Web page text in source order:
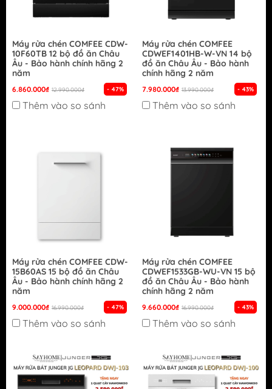
Máy rửa chén COMFEE CDW-
10F60TB 12 bộ đồ ăn Châu
Âu - Bảo hành chính hãng 2
năm
6.860.000₫ 12.990.000₫ - 47%
Thêm vào so sánh
Máy rửa chén COMFEE
CDWEF1401HB-W-VN 14 bộ
đồ ăn Châu Âu - Bảo hành
chính hãng 2 năm
7.980.000₫ 13.990.000₫ - 43%
Thêm vào so sánh
Máy rửa chén COMFEE CDW-
15B60AS 15 bộ đồ ăn Châu
Âu - Bảo hành chính hãng 2
năm
9.000.000₫ 16.990.000₫ - 47%
Thêm vào so sánh
Máy rửa chén COMFEE
CDWEF1533GB-WU-VN 15 bộ
đồ ăn Châu Âu - Bảo hành
chính hãng 2 năm
9.660.000₫ 16.990.000₫ - 43%
Thêm vào so sánh